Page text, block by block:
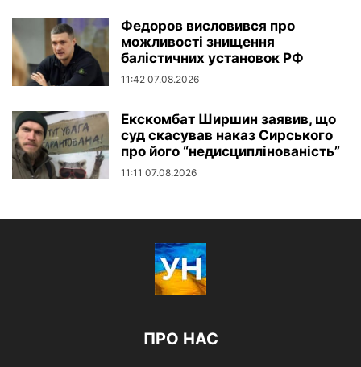
Федоров висловився про
можливості знищення
балістичних установок РФ
11:42 07.08.2026
Екскомбат Ширшин заявив, що
суд скасував наказ Сирського
про його “недисциплінованість”
11:11 07.08.2026
ПРО НАС